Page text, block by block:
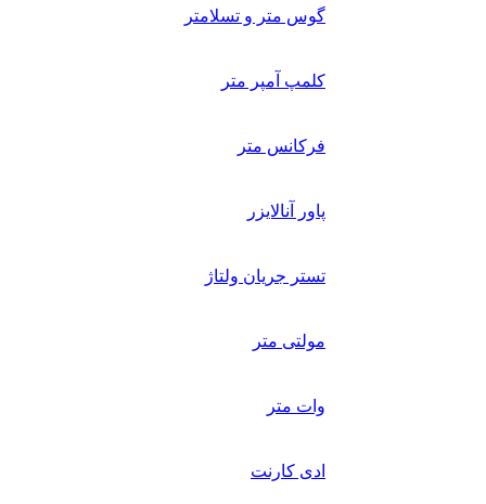
گوس متر و تسلامتر
کلمپ آمپر متر
فرکانس متر
پاور آنالایزر
تستر جریان ولتاژ
مولتی متر
وات متر
ادی کارنت